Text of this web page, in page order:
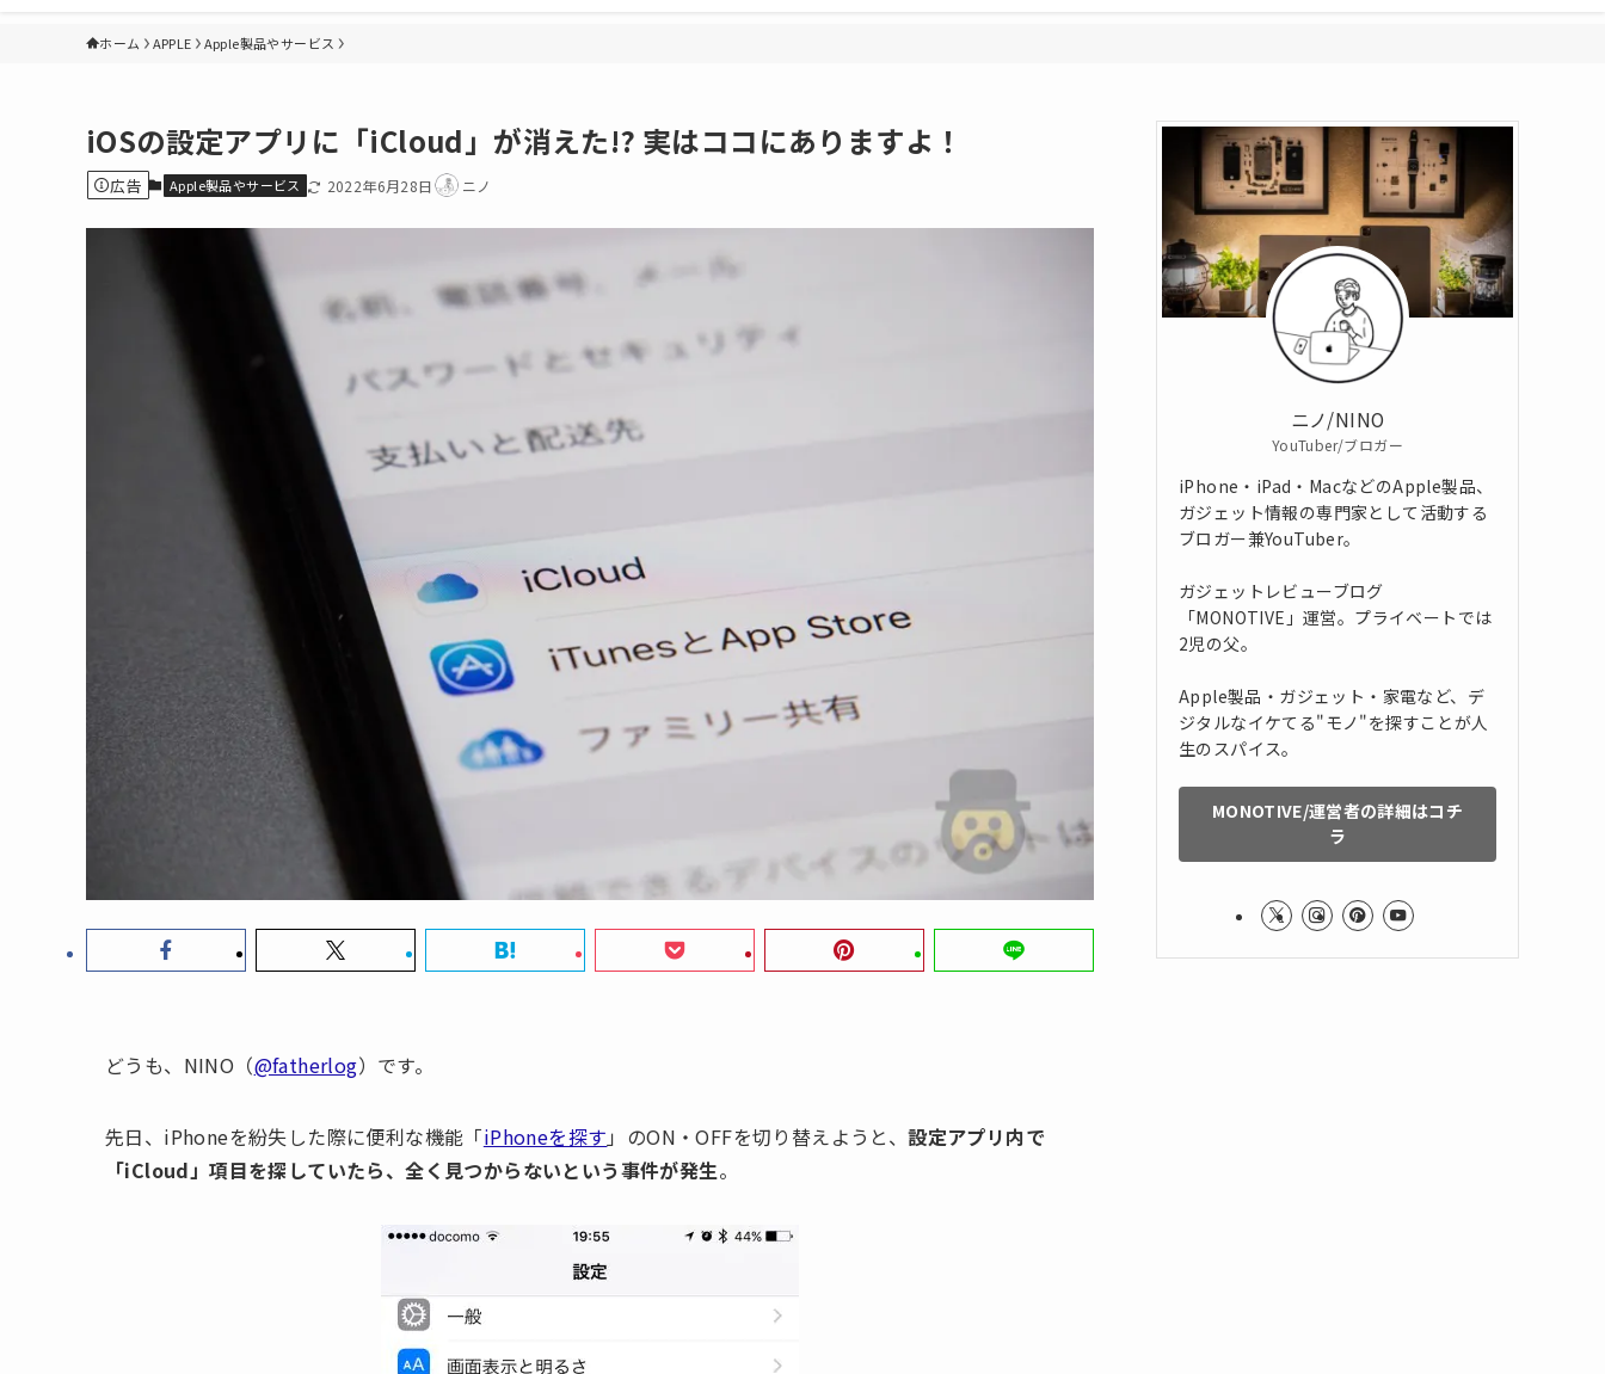
ホーム APPLE Apple製品やサービス
iOSの設定アプリに「iCloud」が消えた!? 実はココにありますよ！
広告 Apple製品やサービス 2022年6月28日 ニノ
どうも、NINO（@fatherlog）です。
先日、iPhoneを紛失した際に便利な機能「iPhoneを探す 」のON・OFFを切り替えようと、設定アプリ内で
「iCloud」項目を探していたら、全く見つからないという事件が発生。
ニノ/NINO
YouTuber/ブロガー
iPhone・iPad・MacなどのApple製品、
ガジェット情報の専門家として活動する
ブロガー兼YouTuber。
ガジェットレビューブログ
「MONOTIVE」運営。プライベートでは
2児の父。
Apple製品・ガジェット・家電など、デ
ジタルなイケてる"モノ"を探すことが人
生のスパイス。
MONOTIVE/運営者の詳細はコチ
ラ